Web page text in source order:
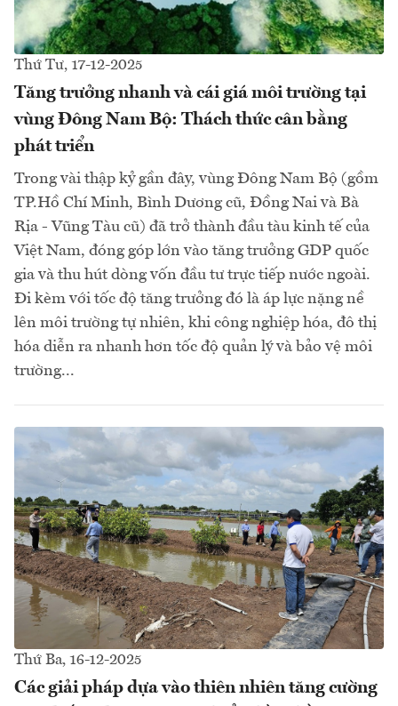
Thứ Tư, 17-12-2025
Tăng trưởng nhanh và cái giá môi trường tại
vùng Đông Nam Bộ: Thách thức cân bằng
phát triển
Trong vài thập kỷ gần đây, vùng Đông Nam Bộ (gồm
TP.Hồ Chí Minh, Bình Dương cũ, Đồng Nai và Bà
Rịa - Vũng Tàu cũ) đã trở thành đầu tàu kinh tế của
Việt Nam, đóng góp lớn vào tăng trưởng GDP quốc
gia và thu hút dòng vốn đầu tư trực tiếp nước ngoài.
Đi kèm với tốc độ tăng trưởng đó là áp lực nặng nề
lên môi trường tự nhiên, khi công nghiệp hóa, đô thị
hóa diễn ra nhanh hơn tốc độ quản lý và bảo vệ môi
trường...
Thứ Ba, 16-12-2025
Các giải pháp dựa vào thiên nhiên tăng cường